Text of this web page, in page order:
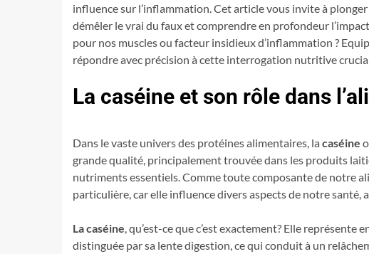
influence sur l’inflammation. Cet article vous invite à
démêler le vrai du faux et comprendre en profondeur
pour nos muscles ou facteur insidieux d’inflammation ?
répondre avec précision à cette interrogation nutritive
La caséine et son rôle dans
Dans le vaste univers des protéines alimentaires, la caséine
grande qualité, principalement trouvée dans les produits
nutriments essentiels. Comme toute composante de notre
particulière, car elle influence divers aspects de notre santé,
La caséine , qu’est-ce que c’est exactement? Elle
distinguée par sa lente digestion, ce qui conduit à un